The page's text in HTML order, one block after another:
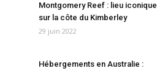
Montgomery Reef : lieu iconique
sur la côte du Kimberley
29 juin 2022
Hébergements en Australie :